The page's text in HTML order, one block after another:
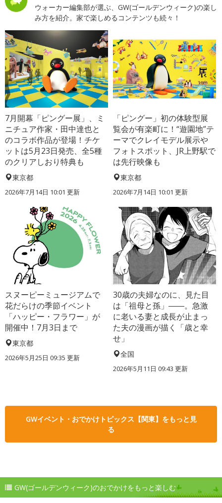
ウォーカー編集部が選ぶ、GW(ゴールデンウィーク)の楽し
み方を紹介。家で楽しめるコンテンツも続々！
7月開幕「ピングー展」、ミ
ニチュア作家・田中達也と
のコラボ作品が登場！チケ
ットは5月23日発売、全5種
のクリアしおり特典も
東京都
2026年7月14日 10:01 更新
「ピングー」初の体験型展
覧会が有楽町に！“遊園地”テ
ーマでクレイモデル展示や
フォトスポット、JR上野駅で
は先行映像も
東京都
2026年7月14日 10:01 更新
スヌーピーミュージアムで
花だらけの季節イベント
「ハッピー・フラワー」が
開催中！7月3日まで
東京都
2026年5月25日 09:35 更新
30歳の夫婦なのに、見た目
は「祖母と孫」――。急激
に老いる妻と成長が止まっ
た夫の漫画が描く「歳と幸
せ」
全国
2026年5月11日 09:43 更新
GWイベント・おでかけトピックス【関東】をもっと見
る
GW(ゴールデンウィーク)のおでかけをもっと楽しむ